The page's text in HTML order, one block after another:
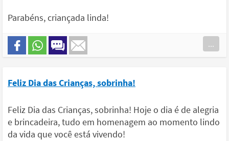
Parabéns, criançada linda!
...
Feliz Dia das Crianças, sobrinha!
Feliz Dia das Crianças, sobrinha! Hoje o dia é de alegria
e brincadeira, tudo em homenagem ao momento lindo
da vida que você está vivendo!